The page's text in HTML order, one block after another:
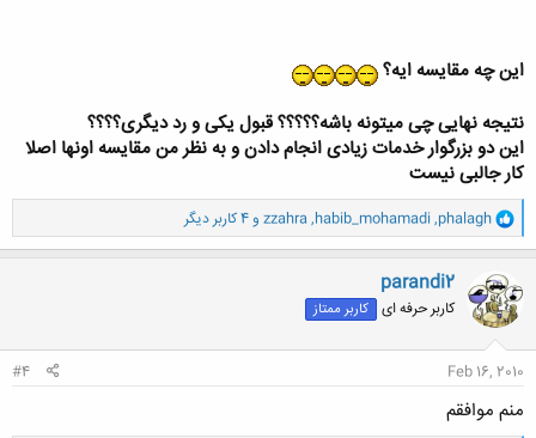
کلیک کنید تا باز شود...
این چه مقایسه ایه؟
نتیجه نهایی چی میتونه باشه؟؟؟؟؟ قبول یکی و رد دیگری؟؟؟؟
این دو بزرگوار خدمات زیادی انجام دادن و به نظر من مقایسه اونها اصلا
کار جالبی نیست
و
ا
ک
ن
ش
ه
ا
phalagh
,
habib_mohamadi
,
zzahra و 4 کاربر دیگر
parandi2
کاربر حرفه ای کاربر ممتاز
Feb 16, 2010
#4
منم موافقم